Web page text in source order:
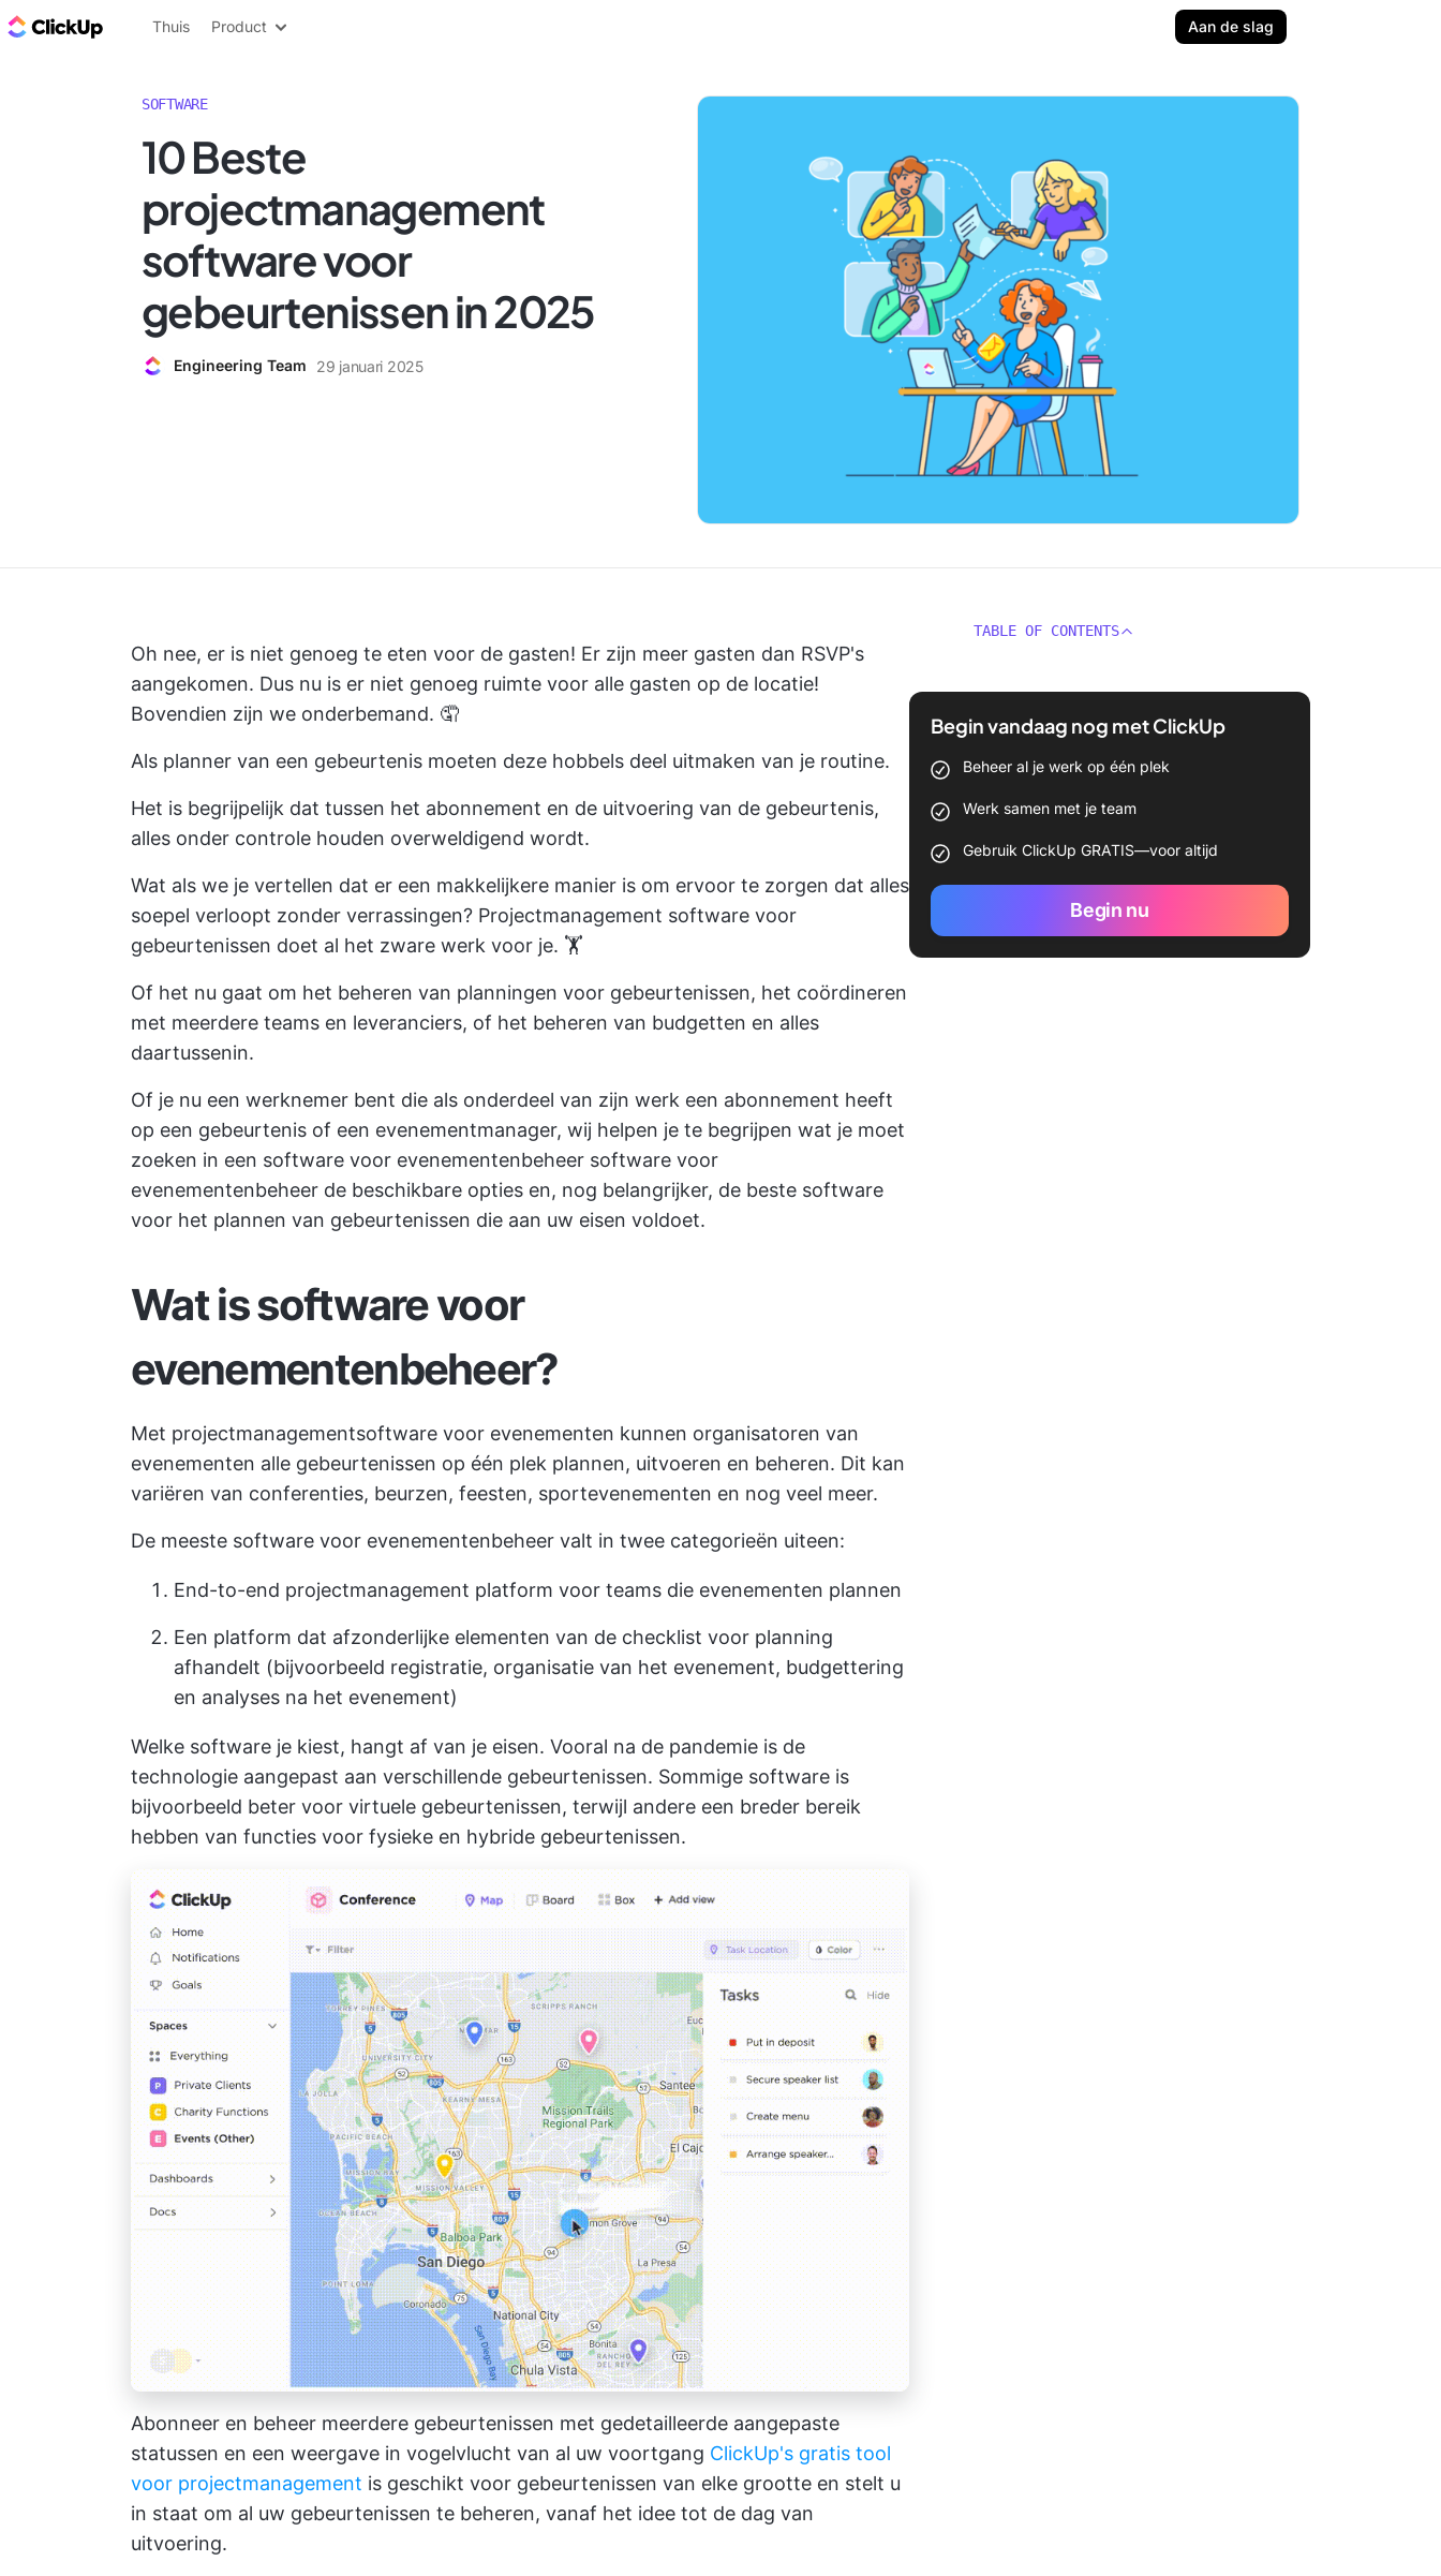
ClickUp Blog
Thuis Product Aan de slag
SOFTWARE
10 Beste
projectmanagement
software voor
gebeurtenissen in 2025
Engineering Team 29 januari 2025
Oh nee, er is niet genoeg te eten voor de gasten! Er zijn meer gasten dan RSVP's
aangekomen. Dus nu is er niet genoeg ruimte voor alle gasten op de locatie!
Bovendien zijn we onderbemand. 🤦
Als planner van een gebeurtenis moeten deze hobbels deel uitmaken van je routine.
Het is begrijpelijk dat tussen het abonnement en de uitvoering van de gebeurtenis,
alles onder controle houden overweldigend wordt.
Wat als we je vertellen dat er een makkelijkere manier is om ervoor te zorgen dat alles
soepel verloopt zonder verrassingen? Projectmanagement software voor
gebeurtenissen doet al het zware werk voor je. 🏋️
Of het nu gaat om het beheren van planningen voor gebeurtenissen, het coördineren
met meerdere teams en leveranciers, of het beheren van budgetten en alles
daartussenin.
Of je nu een werknemer bent die als onderdeel van zijn werk een abonnement heeft
op een gebeurtenis of een evenementmanager, wij helpen je te begrijpen wat je moet
zoeken in een software voor evenementenbeheer software voor
evenementenbeheer de beschikbare opties en, nog belangrijker, de beste software
voor het plannen van gebeurtenissen die aan uw eisen voldoet.
Wat is software voor
evenementenbeheer?
Met projectmanagementsoftware voor evenementen kunnen organisatoren van
evenementen alle gebeurtenissen op één plek plannen, uitvoeren en beheren. Dit kan
variëren van conferenties, beurzen, feesten, sportevenementen en nog veel meer.
De meeste software voor evenementenbeheer valt in twee categorieën uiteen:
End-to-end projectmanagement platform voor teams die evenementen plannen
Een platform dat afzonderlijke elementen van de checklist voor planning
afhandelt (bijvoorbeeld registratie, organisatie van het evenement, budgettering
en analyses na het evenement)
Welke software je kiest, hangt af van je eisen. Vooral na de pandemie is de
technologie aangepast aan verschillende gebeurtenissen. Sommige software is
bijvoorbeeld beter voor virtuele gebeurtenissen, terwijl andere een breder bereik
hebben van functies voor fysieke en hybride gebeurtenissen.
Abonneer en beheer meerdere gebeurtenissen met gedetailleerde aangepaste
statussen en een weergave in vogelvlucht van al uw voortgang ClickUp's gratis tool
voor projectmanagement is geschikt voor gebeurtenissen van elke grootte en stelt u
in staat om al uw gebeurtenissen te beheren, vanaf het idee tot de dag van
uitvoering.
TABLE OF CONTENTS
Begin vandaag nog met ClickUp
Beheer al je werk op één plek
Werk samen met je team
Gebruik ClickUp GRATIS—voor altijd
Begin nu